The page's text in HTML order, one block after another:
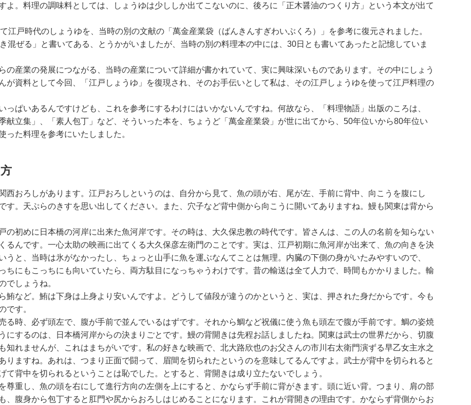
よ。料理の調味料としては、しょうゆは少ししか出てこないのに、後ろに「正木醤油のつくり方」という本文が出て
江戸時代のしょうゆを、当時の別の文献の「萬金産業袋（ばんきんすぎわいぶくろ）」を参考に復元されました。
混ぜる」と書いてある、とうかがいましたが、当時の別の料理本の中には、30日とも書いてあったと記憶していま
の産業の発展につながる、当時の産業について詳細が書かれていて、実に興味深いものであります。その中にしょう
が資料として今回、「江戸しょうゆ」を復現され、そのお手伝いとして私は、その江戸しょうゆを使って江戸料理の
ぱいあるんですけども、これを参考にするわけにはいかないんですね。何故なら、「料理物語」出版のころは、
献立集」、「素人包丁」など、そういった本を、ちょうど「萬金産業袋」が世に出てから、50年位いから80年位い
た料理を参考にいたしました。
西おろしがあります。江戸おろしというのは、自分から見て、魚の頭が右、尾が左、手前に背中、向こうを腹にし
す。天ぷらのきすを思い出してください。また、穴子など背中側から向こうに開いてありますね。鰻も関東は背から
の初めに日本橋の河岸に出来た魚河岸です。その時は、大久保忠教の時代です。皆さんは、この人の名前を知らない
るんです。一心太助の映画に出てくる大久保彦左衛門のことです。実は、江戸初期に魚河岸が出来て、魚の向きを決
と、当時は氷がなかったし、ちょっと山手に魚を運ぶなんてことは無理。内臓の下側の身がいたみやすいので、
ちにもこっちにも向いていたら、両方駄目になっちゃうわけです。昔の輸送は全て人力で、時間もかかりました。輸
でしょうね。
鮪など。鮪は下身は上身より安いんですよ。どうして値段が違うのかというと、実は、押された身だからです。今も
です。
る時、必ず頭左で、腹が手前で並んでいるはずです。それから鯛など祝儀に使う魚も頭左で腹が手前です。鯛の姿焼
にするのは、日本橋河岸からの決まりごとです。鰻の背開きは先程お話しましたね。関東は武士の世界だから、切腹
知れませんが、これはまちがいです。私の好きな映画で、北大路欣也のお父さんの市川右太衛門演ずる早乙女主水之
りますね。あれは、つまり正面で闘って、眉間を切られたというのを意味してるんですよ。武士が背中を切られると
背中を切られるということは恥でした。とすると、背開きは成り立たないでしょう。
尊重し、魚の頭を右にして進行方向の左側を上にすると、かならず手前に背がきます。頭に近い背。つまり、肩の部
、腹身から包丁すると肛門や尻からおろしはじめることになります。これが背開きの理由です。かならず背側からお